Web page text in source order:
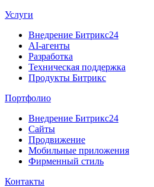
Услуги
Внедрение Битрикс24
AI-агенты
Разработка
Техническая поддержка
Продукты Битрикс
Портфолио
Внедрение Битрикс24
Сайты
Продвижение
Мобильные приложения
Фирменный стиль
Контакты